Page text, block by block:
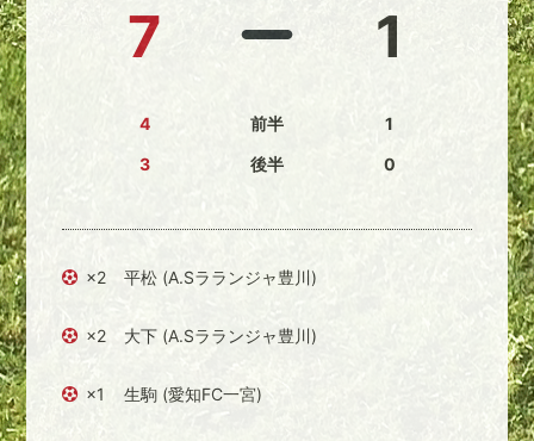
7
4
3
前半
後半
1
1
0
平松 (A.Sラランジャ豊川)
×2
大下 (A.Sラランジャ豊川)
×2
生駒 (愛知FC一宮)
×1